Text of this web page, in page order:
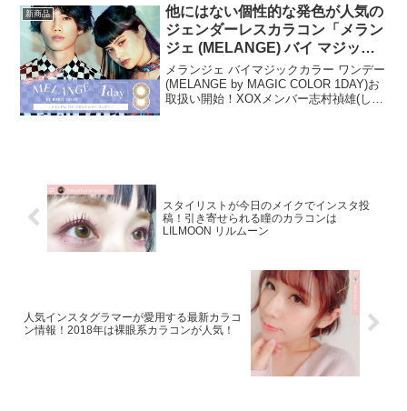
した！ピュアナチュラルPLUS 55%は
「ピュ...
新商品
他にはない個性的な発色が人気の
ジェンダーレスカラコン「メラン
ジェ (MELANGE) バイ マジック
カラー ワンデー」新発売！
メランジェ バイマジックカラー ワンデー
(MELANGE by MAGIC COLOR 1DAY)お
取扱い開始！XOXメンバー志村禎雄(しむ
スタイリストが今日のメイクでインスタ投
稿！引き寄せられる瞳のカラコンは
LILMOON リルムーン
人気インスタグラマーが愛用する最新カラコ
ン情報！2018年は裸眼系カラコンが人気！